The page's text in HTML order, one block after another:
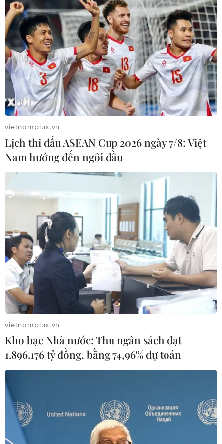
tượng liên quan.
Những 'gam màu' tươi sáng trên thị
trường bất động sản thời gian tới
03/04/2022 22:17
Theo Vietnam Report, sự tăng trưởng trở lại của ngành
bất động sản thời gian tới chủ yếu là do các công ty tái
cấu trúc hoạt động và phục hồi sau tác động tiêu cực
của đại dịch COVID-19.
vietnamplus.vn
Lịch thi đấu ASEAN Cup 2026 ngày 7/8: Việt
Nam hướng đến ngôi đầu
vietnamplus.vn
Kho bạc Nhà nước: Thu ngân sách đạt
1.896.176 tỷ đồng, bằng 74,96% dự toán